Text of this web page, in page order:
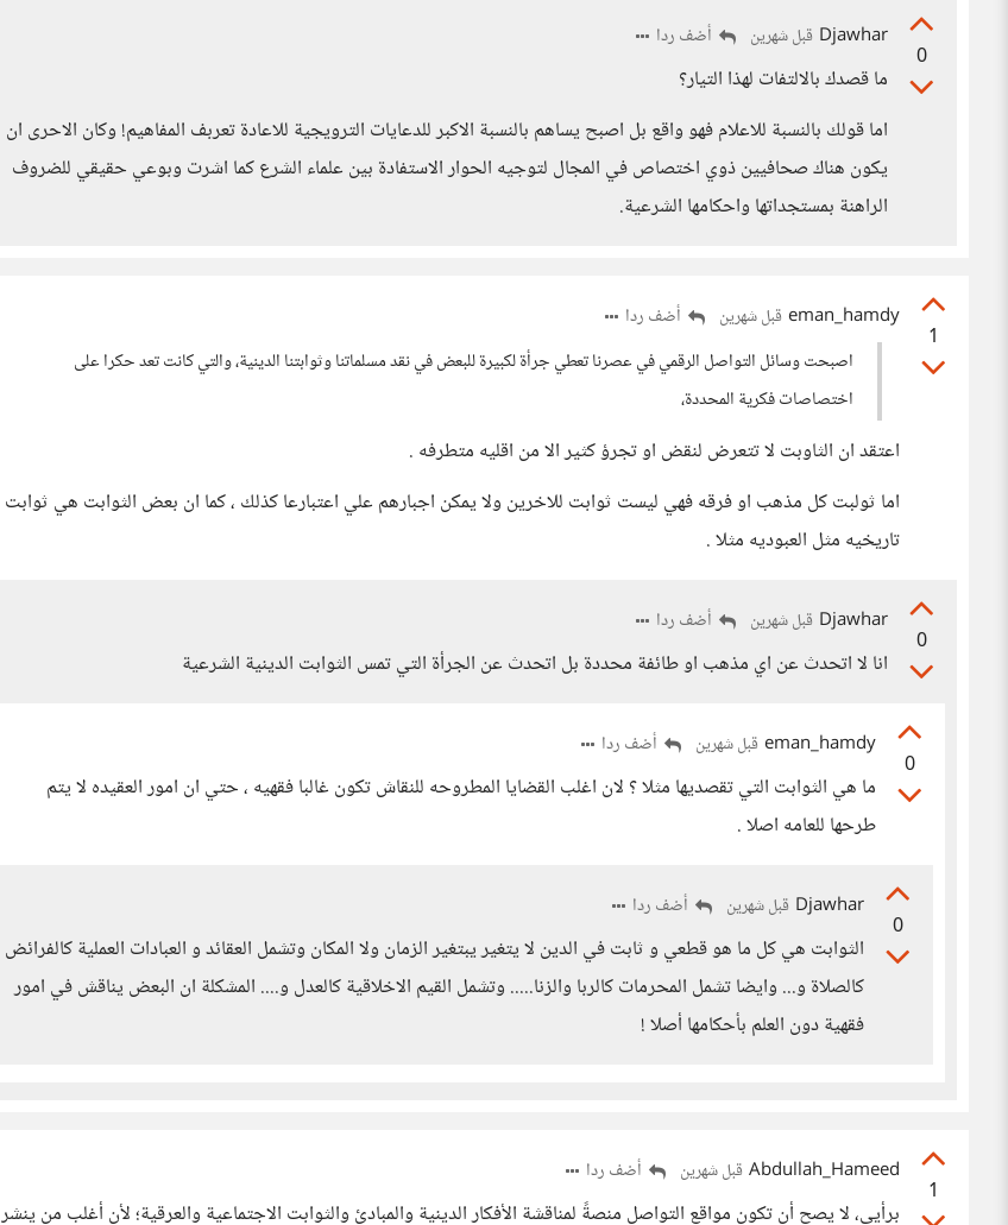
0
Djawhar قبل شهرين أضف ردا
ما قصدك بالالتفات لهذا التيار؟
اما قولك بالنسبة للاعلام فهو واقع بل اصبح يساهم بالنسبة الاكبر للدعايات الترويجية للاعادة تعربف المفاهيم! وكان الاحرى ان
يكون هناك صحافيين ذوي اختصاص في المجال لتوجيه الحوار الاستفادة بين علماء الشرع كما اشرت وبوعي حقيقي للضروف
الراهنة بمستجداتها واحكامها الشرعية.
1
eman_hamdy قبل شهرين
أضف ردا
اصبحت وسائل التواصل الرقمي في عصرنا تعطي جرأة لكبيرة للبعض في نقد مسلماتنا وثوابتنا الدينية، والتي كانت تعد حكرا على
اختصاصات فكرية المحددة،
اعتقد ان الثاوبت لا تتعرض لنقض او تجرؤ كثير الا من اقليه متطرفه .
اما ثولبت كل مذهب او فرقه فهي ليست ثوابت للاخرين ولا يمكن اجبارهم علي اعتبارعا كذلك ، كما ان بعض الثوابت هي ثوابت
تاريخيه مثل العبوديه مثلا .
0
Djawhar قبل شهرين أضف ردا
انا لا اتحدث عن اي مذهب او طائفة محددة بل اتحدث عن الجرأة التي تمس الثوابت الدينية الشرعية
0
eman_hamdy قبل شهرين أضف ردا
ما هي الثوابت التي تقصديها مثلا ؟ لان اغلب القضايا المطروحه للنقاش تكون غالبا فقهيه ، حتي ان امور العقيده لا يتم
طرحها للعامه اصلا .
0
Djawhar قبل شهرين أضف ردا
الثوابت هي كل ما هو قطعي و ثابت في الدين لا يتغير يبتغير الزمان ولا المكان وتشمل العقائد و العبادات العملية كالفرائض
كالصلاة و... وايضا تشمل المحرمات كالربا والزنا..... وتشمل القيم الاخلاقية كالعدل و.... المشكلة ان البعض يناقش في امور
فقهية دون العلم بأحكامها أصلا !
1
Abdullah_Hameed قبل شهرين أضف ردا
برأيي، لا يصح أن تكون مواقع التواصل منصةً لمناقشة الأفكار الدينية والمبادئ والثوابت الاجتماعية والعرقية؛ لأن أغلب من ينشر